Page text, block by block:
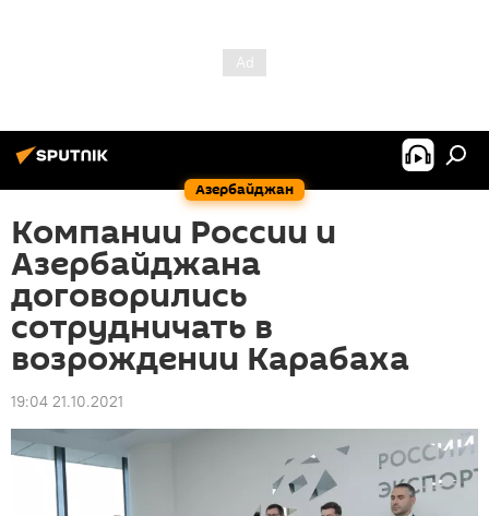
Азербайджан
Компании России и
Азербайджана
договорились
сотрудничать в
возрождении Карабаха
19:04 21.10.2021